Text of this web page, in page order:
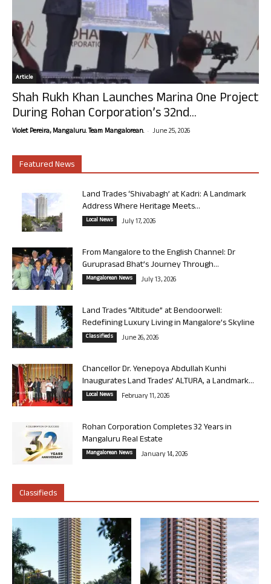
Article
Shah Rukh Khan Launches Marina One Project
During Rohan Corporation’s 32nd...
Violet Pereira, Mangaluru. Team Mangalorean. - June 25, 2026
Featured News
Land Trades ‘Shivabagh’ at Kadri: A Landmark
Address Where Heritage Meets...
Local News July 17, 2026
From Mangalore to the English Channel: Dr
Guruprasad Bhat’s Journey Through...
Mangalorean News July 13, 2026
Land Trades “Altitude” at Bendoorwell:
Redefining Luxury Living in Mangalore’s Skyline
Classifieds June 26, 2026
Chancellor Dr. Yenepoya Abdullah Kunhi
Inaugurates Land Trades’ ALTURA, a Landmark...
Local News February 11, 2026
Rohan Corporation Completes 32 Years in
Mangaluru Real Estate
Mangalorean News January 14, 2026
Classifieds